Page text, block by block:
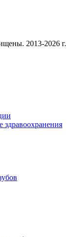
2013-2026 г.
здравоохранения